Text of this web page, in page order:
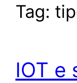
Tag:
IOT e